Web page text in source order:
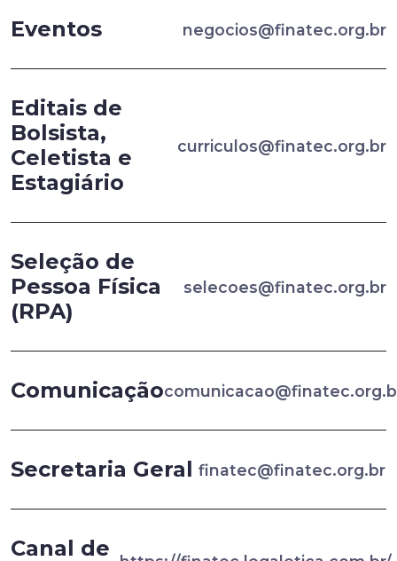
Eventos negocios@finatec.org.br
Editais de
Bolsista,
Celetista e
Estagiário
curriculos@finatec.org.br
Seleção de
Pessoa Física
(RPA)
selecoes@finatec.org.br
Comunicação
Secretaria Geral finatec@finatec.org.br
Canal de